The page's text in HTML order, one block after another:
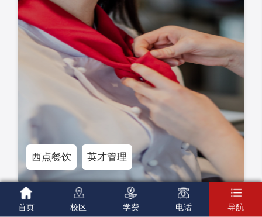
西点餐饮 英才管理

首页

校区

学费

电话

导航